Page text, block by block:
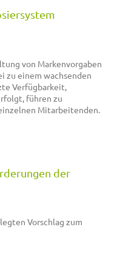
von Markenvorgaben
zu einem wachsenden
Verfügbarkeit,
führen zu
Mitarbeitenden.
der
Vorschlag zum